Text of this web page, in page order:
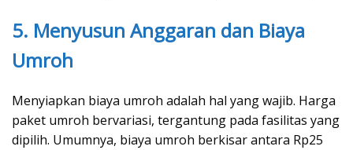
5. Menyusun Anggaran dan Biaya
Umroh
Menyiapkan biaya umroh adalah hal yang wajib. Harga
paket umroh bervariasi, tergantung pada fasilitas yang
dipilih. Umumnya, biaya umroh berkisar antara Rp25